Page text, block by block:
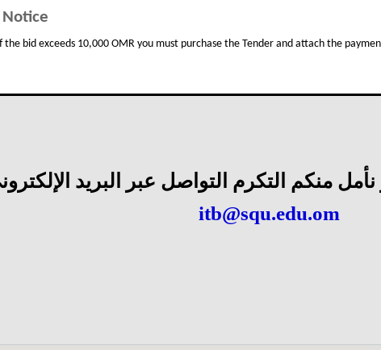
https://
منكم التكرم التواصل عبر البريد
itb@squ.edu.om
the bid exceeds 10,000 OMR you must purchase the Tender and attach the